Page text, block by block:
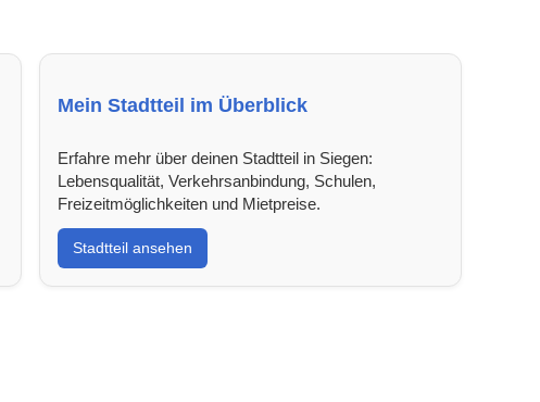
Mein Stadtteil im Überblick
Erfahre mehr über deinen Stadtteil in Siegen:
Lebensqualität, Verkehrsanbindung, Schulen,
Freizeitmöglichkeiten und Mietpreise.
Stadtteil ansehen